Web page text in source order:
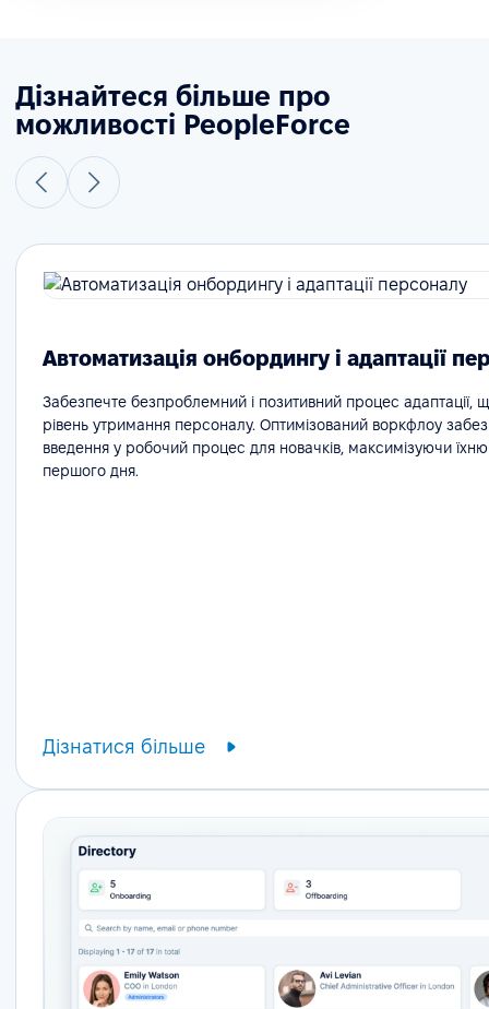
Дізнайтеся більше про
можливості PeopleForce
Автоматизація онбордингу і адаптації
Забезпечте безпроблемний і позитивний процес адаптації,
рівень утримання персоналу. Оптимізований воркфлоу
введення у робочий процес для новачків, максимізуючи їхню
першого дня.
Дізнатися більше